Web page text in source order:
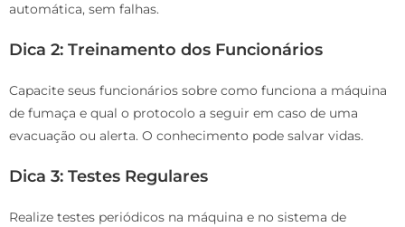
automática, sem falhas.
Dica 2: Treinamento dos Funcionários
Capacite seus funcionários sobre como funciona a máquina
de fumaça e qual o protocolo a seguir em caso de uma
evacuação ou alerta. O conhecimento pode salvar vidas.
Dica 3: Testes Regulares
Realize testes periódicos na máquina e no sistema de